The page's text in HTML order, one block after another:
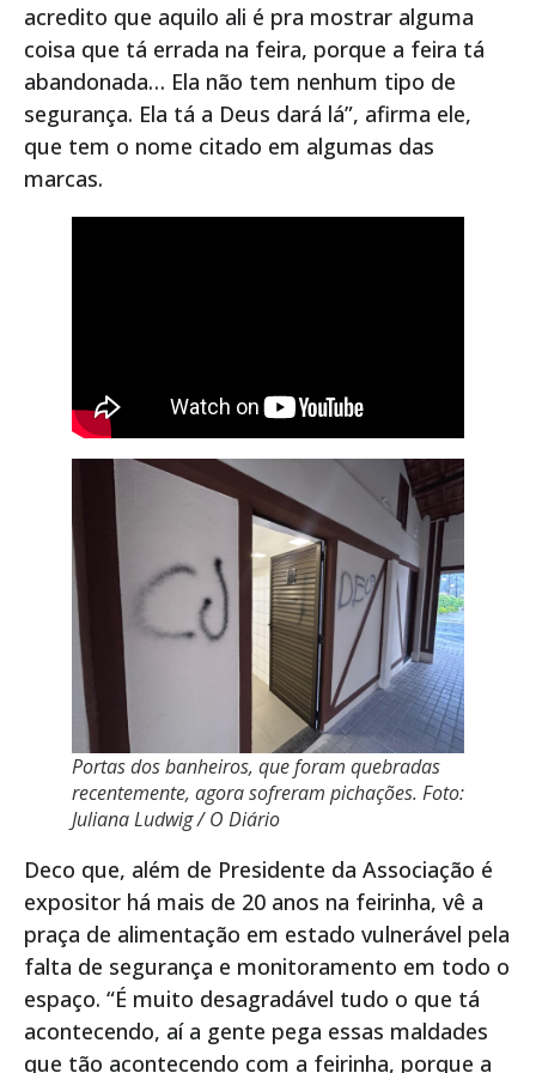
acredito que aquilo ali é pra mostrar alguma
coisa que tá errada na feira, porque a feira tá
abandonada… Ela não tem nenhum tipo de
segurança. Ela tá a Deus dará lá”, afirma ele,
que tem o nome citado em algumas das
marcas.
Portas dos banheiros, que foram quebradas
recentemente, agora sofreram pichações. Foto:
Juliana Ludwig / O Diário
Deco que, além de Presidente da Associação é
expositor há mais de 20 anos na feirinha, vê a
praça de alimentação em estado vulnerável pela
falta de segurança e monitoramento em todo o
espaço. “É muito desagradável tudo o que tá
acontecendo, aí a gente pega essas maldades
que tão acontecendo com a feirinha, porque a